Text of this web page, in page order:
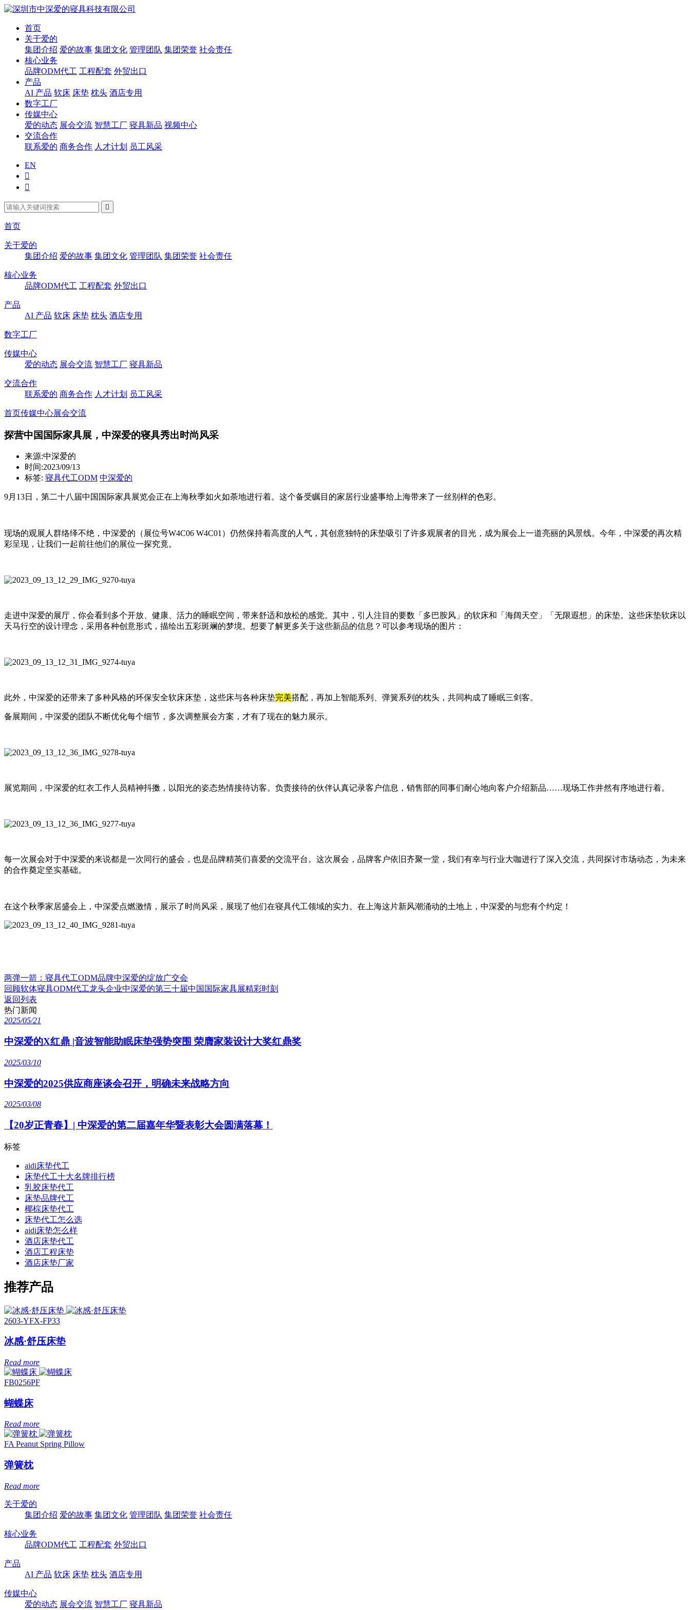
首页
关于爱的
集团介绍 爱的故事 集团文化 管理团队 集团荣誉 社会责任
核心业务
品牌ODM代工 工程配套 外贸出口
产品
AI 产品 软床 床垫 枕头 酒店专用
数字工厂
传媒中心
爱的动态 展会交流 智慧工厂 寝具新品 视频中心
交流合作
联系爱的 商务合作 人才计划 员工风采
EN



首页
关于爱的
集团介绍 爱的故事 集团文化 管理团队 集团荣誉 社会责任
核心业务
品牌ODM代工 工程配套 外贸出口
产品
AI 产品 软床 床垫 枕头 酒店专用
数字工厂
传媒中心
爱的动态 展会交流 智慧工厂 寝具新品
交流合作
联系爱的 商务合作 人才计划 员工风采
首页传媒中心展会交流
探营中国国际家具展，中深爱的寝具秀出时尚风采
来源:中深爱的
时间:2023/09/13
标签: 寝具代工ODM 中深爱的
9月13日，第二十八届中国国际家具展览会正在上海秋季如火如荼地进行着。这个备受瞩目的家居行业盛事给上海带来了一丝别样的色彩。
现场的观展人群络绎不绝，中深爱的（展位号W4C06 W4C01）仍然保持着高度的人气，其创意独特的床垫吸引了许多观展者的目光，成为展会上一道亮丽的风景线。今年，中深爱的再次精
彩呈现，让我们一起前往他们的展位一探究竟。
走进中深爱的展厅，你会看到多个开放、健康、活力的睡眠空间，带来舒适和放松的感觉。其中，引人注目的要数「多巴胺风」的软床和「海阔天空」「无限遐想」的床垫。这些床垫软床以
天马行空的设计理念，采用各种创意形式，描绘出五彩斑斓的梦境。想要了解更多关于这些新品的信息？可以参考现场的图片：
此外，中深爱的还带来了多种风格的环保安全软床床垫，这些床与各种床垫完美搭配，再加上智能系列、弹簧系列的枕头，共同构成了睡眠三剑客。
备展期间，中深爱的团队不断优化每个细节，多次调整展会方案，才有了现在的魅力展示。
展览期间，中深爱的红衣工作人员精神抖擞，以阳光的姿态热情接待访客。负责接待的伙伴认真记录客户信息，销售部的同事们耐心地向客户介绍新品……现场工作井然有序地进行着。
每一次展会对于中深爱的来说都是一次同行的盛会，也是品牌精英们喜爱的交流平台。这次展会，品牌客户依旧齐聚一堂，我们有幸与行业大咖进行了深入交流，共同探讨市场动态，为未来
的合作奠定坚实基础。
在这个秋季家居盛会上，中深爱点燃激情，展示了时尚风采，展现了他们在寝具代工领域的实力。在上海这片新风潮涌动的土地上，中深爱的与您有个约定！
两弹一箭：寝具代工ODM品牌中深爱的绽放广交会
回顾软体寝具ODM代工龙头企业中深爱的第三十届中国国际家具展精彩时刻
返回列表
热门新闻
2025/05/21
中深爱的X红鼎 |音波智能助眠床垫强势突围 荣膺家装设计大奖红鼎奖
2025/03/10
中深爱的2025供应商座谈会召开，明确未来战略方向
2025/03/08
【20岁正青春】| 中深爱的第二届嘉年华暨表彰大会圆满落幕！
标签
aidi床垫代工
床垫代工十大名牌排行榜
乳胶床垫代工
床垫品牌代工
椰棕床垫代工
床垫代工怎么选
aidi床垫怎么样
酒店床垫代工
酒店工程床垫
酒店床垫厂家
推荐产品
2603-YFX-FP33
冰感·舒压床垫
Read more
FB0256PF
蝴蝶床
Read more
FA Peanut Spring Pillow
弹簧枕
Read more
关于爱的
集团介绍 爱的故事 集团文化 管理团队 集团荣誉 社会责任
核心业务
品牌ODM代工 工程配套 外贸出口
产品
AI 产品 软床 床垫 枕头 酒店专用
传媒中心
爱的动态 展会交流 智慧工厂 寝具新品